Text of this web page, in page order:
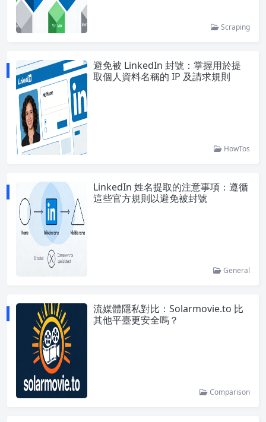
Scraping
避免被 LinkedIn 封號：掌握用於提
取個人資料名稱的 IP 及請求規則
HowTos
LinkedIn 姓名提取的注意事項：遵循
這些官方規則以避免被封號
General
流媒體隱私對比：Solarmovie.to 比
其他平臺更安全嗎？
Comparison